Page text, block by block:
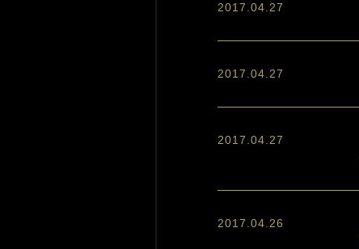
2017.04.27
2017.04.27
2017.04.27
2017.04.26